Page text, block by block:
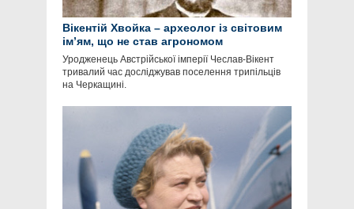
Вікентій Хвойка – археолог із світовим
ім’ям, що не став агрономом
Уродженець Австрійської імперії Чеслав-Вікент
тривалий час досліджував поселення трипільців
на Черкащині.